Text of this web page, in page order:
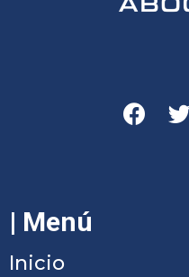
| Menú
Inicio